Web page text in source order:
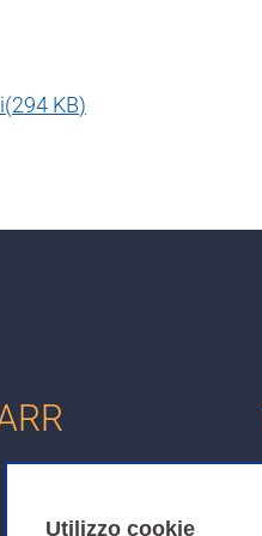
Utilizzo cookie
(294 KB)